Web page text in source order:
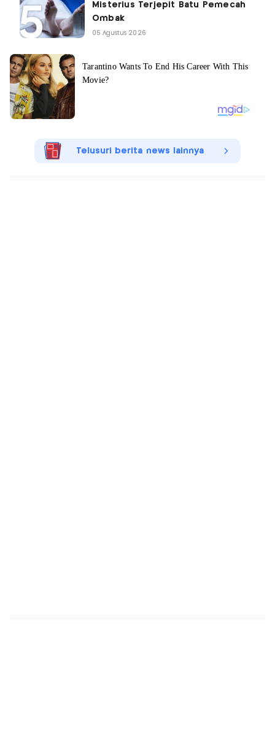
Misterius Terjepit Batu Pemecah
Ombak
05 Agustus 2026
Telusuri berita news lainnya